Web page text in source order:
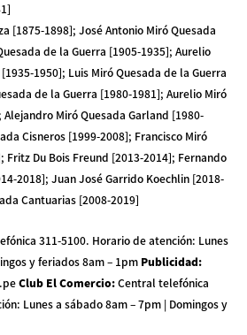
[1875-1898]; José Antonio Miró Quesada
de la Guerra [1905-1935]; Aurelio
1950]; Luis Miró Quesada de la Guerra
de la Guerra [1980-1981]; Aurelio Miró
Alejandro Miró Quesada Garland [1980-
Cisneros [1999-2008]; Francisco Miró
Fritz Du Bois Freund [2013-2014]; Fernando
2018]; Juan José Garrido Koechlin [2018-
Cantuarias [2008-2019]
311-5100. Horario de atención: Lunes
y feriados 8am – 1pm Publicidad:
Club El Comercio:Central telefónica
Lunes a sábado 8am – 7pm | Domingos y